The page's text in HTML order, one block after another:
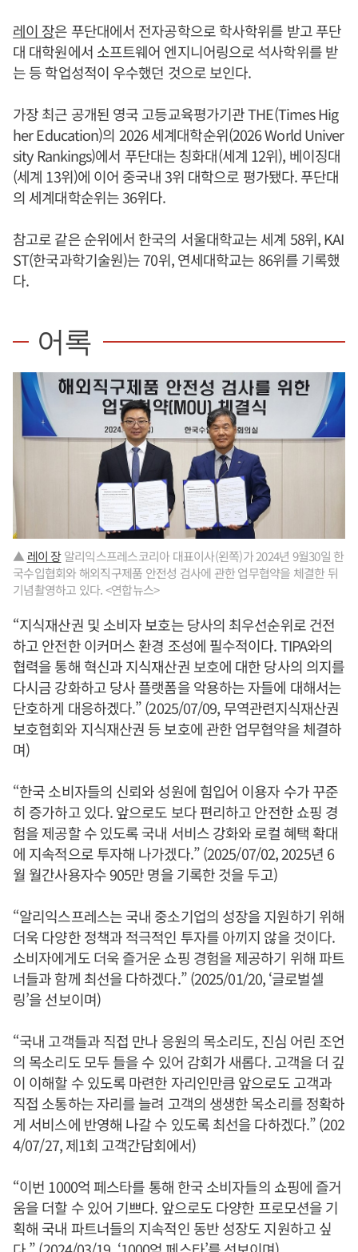
레이 장은 푸단대에서 전자공학으로 학사학위를 받고 푸단
대 대학원에서 소프트웨어 엔지니어링으로 석사학위를 받
는 등 학업성적이 우수했던 것으로 보인다.
가장 최근 공개된 영국 고등교육평가기관 THE(Times Hig
her Education)의 2026 세계대학순위(2026 World Univer
sity Rankings)에서 푸단대는 칭화대(세계 12위), 베이징대
(세계 13위)에 이어 중국내 3위 대학으로 평가됐다. 푸단대
의 세계대학순위는 36위다.
참고로 같은 순위에서 한국의 서울대학교는 세계 58위, KAI
ST(한국과학기술원)는 70위, 연세대학교는 86위를 기록했
다.
어록
▲ 레이 장알리익스프레스코리아 대표이사(왼쪽)가 2024년 9월30일 한
국수입협회와 해외직구제품 안전성 검사에 관한 업무협약을 체결한 뒤
기념촬영하고 있다. <연합뉴스>
“지식재산권 및 소비자 보호는 당사의 최우선순위로 건전
하고 안전한 이커머스 환경 조성에 필수적이다. TIPA와의
협력을 통해 혁신과 지식재산권 보호에 대한 당사의 의지를
다시금 강화하고 당사 플랫폼을 악용하는 자들에 대해서는
단호하게 대응하겠다.” (2025/07/09, 무역관련지식재산권
보호협회와 지식재산권 등 보호에 관한 업무협약을 체결하
며)
“한국 소비자들의 신뢰와 성원에 힘입어 이용자 수가 꾸준
히 증가하고 있다. 앞으로도 보다 편리하고 안전한 쇼핑 경
험을 제공할 수 있도록 국내 서비스 강화와 로컬 혜택 확대
에 지속적으로 투자해 나가겠다.” (2025/07/02, 2025년 6
월 월간사용자수 905만 명을 기록한 것을 두고)
“알리익스프레스는 국내 중소기업의 성장을 지원하기 위해
더욱 다양한 정책과 적극적인 투자를 아끼지 않을 것이다.
소비자에게도 더욱 즐거운 쇼핑 경험을 제공하기 위해 파트
너들과 함께 최선을 다하겠다.” (2025/01/20, ‘글로벌셀
링’을 선보이며)
“국내 고객들과 직접 만나 응원의 목소리도, 진심 어린 조언
의 목소리도 모두 들을 수 있어 감회가 새롭다. 고객을 더 깊
이 이해할 수 있도록 마련한 자리인만큼 앞으로도 고객과
직접 소통하는 자리를 늘려 고객의 생생한 목소리를 정확하
게 서비스에 반영해 나갈 수 있도록 최선을 다하겠다.” (202
4/07/27, 제1회 고객간담회에서)
“이번 1000억 페스타를 통해 한국 소비자들의 쇼핑에 즐거
움을 더할 수 있어 기쁘다. 앞으로도 다양한 프로모션을 기
획해 국내 파트너들의 지속적인 동반 성장도 지원하고 싶